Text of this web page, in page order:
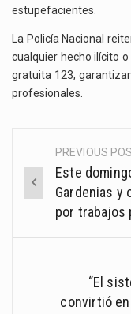
estupefacientes.
La Policía Nacional
cualquier hecho ilícito
gratuita 123,
profesionales.
Post
navigation
PREVIOUS
Este
Gardenias y
por trabajos
“El
convirtió